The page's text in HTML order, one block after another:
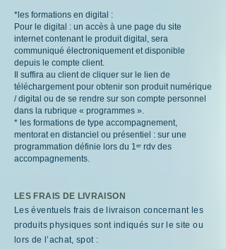
*les formations en digital :
Pour le digital : un accès à une page du site
internet contenant le produit digital, sera
communiqué électroniquement et disponible
depuis le compte client.
Il suffira au client de cliquer sur le lien de
téléchargement pour obtenir son produit numérique
/ digital ou de se rendre sur son compte personnel
dans la rubrique « programmes ».
* les formations de type accompagnement,
mentorat en distanciel ou présentiel : sur une
programmation définie lors du 1ᵉʳ rdv des
accompagnements.
LES FRAIS DE LIVRAISON
Les éventuels frais de livraison concernant les
produits physiques sont indiqués sur le site ou
lors de l’achat, spot :